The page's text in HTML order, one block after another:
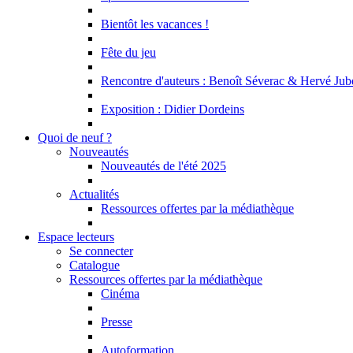
Bientôt les vacances !
Fête du jeu
Rencontre d'auteurs : Benoît Séverac & Hervé
Exposition : Didier Dordeins
Quoi de neuf ?
Nouveautés
Nouveautés de l'été 2025
Actualités
Ressources offertes par la médiathèque
Espace lecteurs
Se connecter
Catalogue
Ressources offertes par la médiathèque
Cinéma
Presse
Autoformation